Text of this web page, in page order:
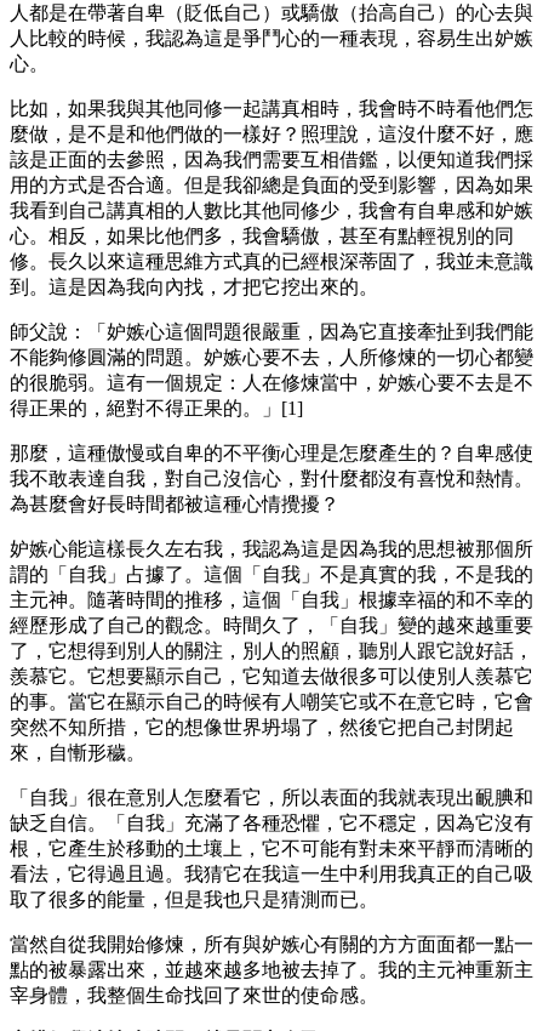
人都是在帶著自卑（貶低自己）或驕傲（抬高自己）的心去與
人比較的時候，我認為這是爭鬥心的一種表現，容易生出妒嫉
心。
比如，如果我與其他同修一起講真相時，我會時不時看他們怎
麼做，是不是和他們做的一樣好？照理說，這沒什麼不好，應
該是正面的去參照，因為我們需要互相借鑑，以便知道我們採
用的方式是否合適。但是我卻總是負面的受到影響，因為如果
我看到自己講真相的人數比其他同修少，我會有自卑感和妒嫉
心。相反，如果比他們多，我會驕傲，甚至有點輕視別的同
修。長久以來這種思維方式真的已經根深蒂固了，我並未意識
到。這是因為我向內找，才把它挖出來的。
師父說：「妒嫉心這個問題很嚴重，因為它直接牽扯到我們能
不能夠修圓滿的問題。妒嫉心要不去，人所修煉的一切心都變
的很脆弱。這有一個規定：人在修煉當中，妒嫉心要不去是不
得正果的，絕對不得正果的。」[1]
那麼，這種傲慢或自卑的不平衡心理是怎麼產生的？自卑感使
我不敢表達自我，對自己沒信心，對什麼都沒有喜悅和熱情。
為甚麼會好長時間都被這種心情攪擾？
妒嫉心能這樣長久左右我，我認為這是因為我的思想被那個所
謂的「自我」占據了。這個「自我」不是真實的我，不是我的
主元神。隨著時間的推移，這個「自我」根據幸福的和不幸的
經歷形成了自己的觀念。時間久了，「自我」變的越來越重要
了，它想得到別人的關注，別人的照顧，聽別人跟它說好話，
羨慕它。它想要顯示自己，它知道去做很多可以使別人羨慕它
的事。當它在顯示自己的時候有人嘲笑它或不在意它時，它會
突然不知所措，它的想像世界坍塌了，然後它把自己封閉起
來，自慚形穢。
「自我」很在意別人怎麼看它，所以表面的我就表現出靦腆和
缺乏自信。「自我」充滿了各種恐懼，它不穩定，因為它沒有
根，它產生於移動的土壤上，它不可能有對未來平靜而清晰的
看法，它得過且過。我猜它在我這一生中利用我真正的自己吸
取了很多的能量，但是我也只是猜測而已。
當然自從我開始修煉，所有與妒嫉心有關的方方面面都一點一
點的被暴露出來，並越來越多地被去掉了。我的主元神重新主
宰身體，我整個生命找回了來世的使命感。